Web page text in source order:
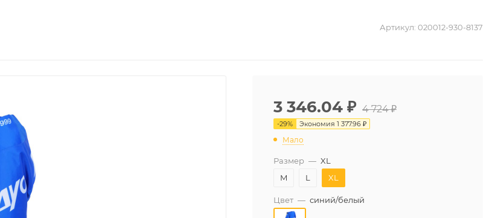
Артикул: 020012-930-8137
3 346.04 ₽ 4 724 ₽
-29% Экономия 1 377.96 ₽
Мало
Размер — XL
M
L XL
Цвет — синий/белый